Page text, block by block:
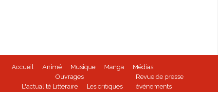
Accueil Animé Musique Manga
Médias
Ouvrages
L'actualité Littéraire
Les critiques
Revue de presse
évènements